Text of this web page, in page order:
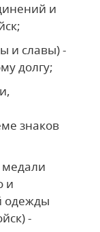
и
и славы) -
долгу;
знаков
медали
и
одежды
-